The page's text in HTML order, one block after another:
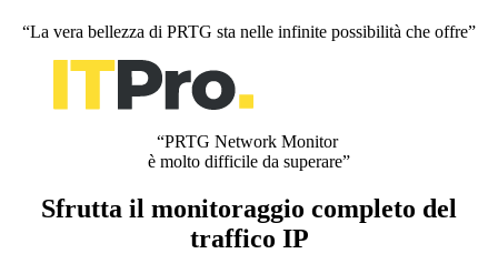
“La vera bellezza di PRTG sta nelle infinite possibilità che offre”
“PRTG Network Monitor
è molto difficile da superare”
Sfrutta il monitoraggio completo del
traffico IP